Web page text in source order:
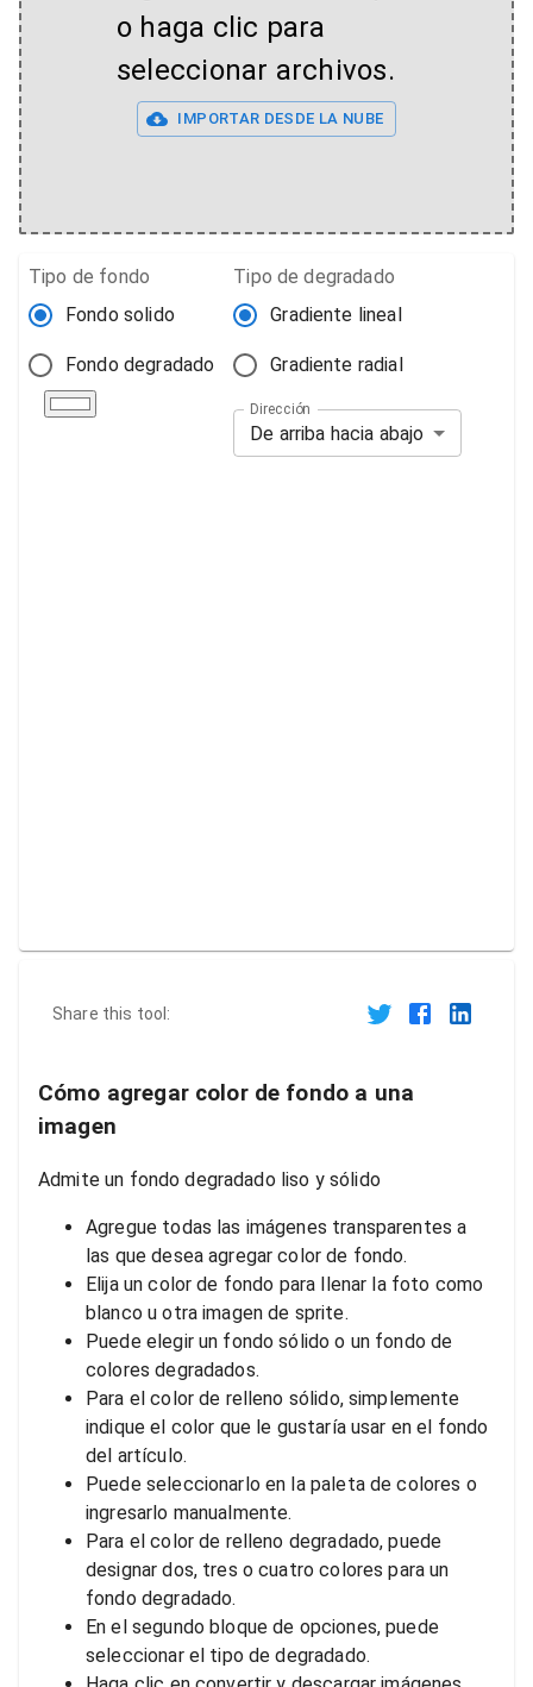
o haga clic para
seleccionar archivos.
IMPORTAR DESDE LA NUBE
Tipo de fondo
Fondo solido
Fondo degradado
Tipo de degradado
Gradiente lineal
Gradiente radial
Dirección
De arriba hacia abajo
Share this tool:
Cómo agregar color de fondo a una
imagen
Admite un fondo degradado liso y sólido
Agregue todas las imágenes transparentes a
las que desea agregar color de fondo.
Elija un color de fondo para llenar la foto como
blanco u otra imagen de sprite.
Puede elegir un fondo sólido o un fondo de
colores degradados.
Para el color de relleno sólido, simplemente
indique el color que le gustaría usar en el fondo
del artículo.
Puede seleccionarlo en la paleta de colores o
ingresarlo manualmente.
Para el color de relleno degradado, puede
designar dos, tres o cuatro colores para un
fondo degradado.
En el segundo bloque de opciones, puede
seleccionar el tipo de degradado.